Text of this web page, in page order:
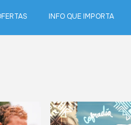
INFO QUE IMPORTA